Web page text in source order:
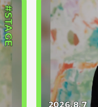
#STAGE